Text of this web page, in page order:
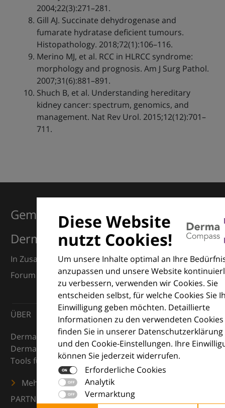
2004;22(3):271–281.
Gill AJ. Succinate dehydrogenase and
fumarate hydratase deficient tumours.
Histopathology. 2018;72(1):106–116.
Merino MJ, et al. RCC in HLRCC syndrome:
morphology and prognosis. Am J Surg Pathol.
2007;31(6):881–891.
Shuch B, et al. Understanding hereditary
kidney cancer: spectrum, genomics, and
management. Nat Rev Urol. 2015;12(12):701–
711.
Diese Website
nutzt Cookies!
Um unsere Inhalte optimal an Ihre
anzupassen und unsere Website
zu verbessern, verwenden wir Cookies. Sie
entscheiden selbst, für welche Cookies Sie
Einwilligung geben möchten. Detaillierte
Informationen zu den verwendeten Cookies
finden Sie in unserer Datenschutzerklärung
und den Cookie-Einstellungen. Ihre
können Sie jederzeit widerrufen.
Erforderliche Cookies
Analytik
Vermarktung
Gemeinsam für Exzellenz in der
Dermatologie
In Zusammenarbeit mit dem European Dermatology
Forum (EDF) und Euroderm Excellence
ÜBER
DermaCompass ist Ihr digitaler Kompass für die
Dermatologie – mit Wissen, Bildern und praktischen
Tools für den klinischen Alltag.
Mehr erfahren
PARTNER